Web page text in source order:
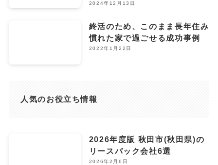
2024年12月13日
終活のため、このまま長年住み
慣れた家で過ごせる成功事例
2022年1月22日
人気のお役立ち情報
2026年度版 秋田市(秋田県)の
リースバック会社6選
2026年2月6日